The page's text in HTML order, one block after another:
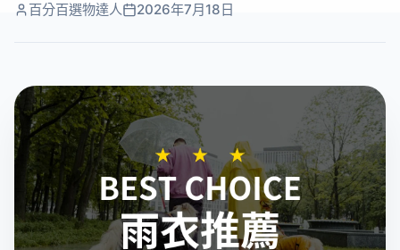
百分百選物達人 2026年7月18日